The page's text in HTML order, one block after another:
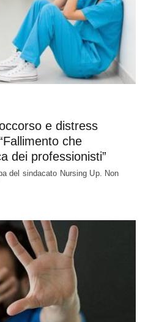
e distress
che
dei professionisti”
del sindacato Nursing Up. Non